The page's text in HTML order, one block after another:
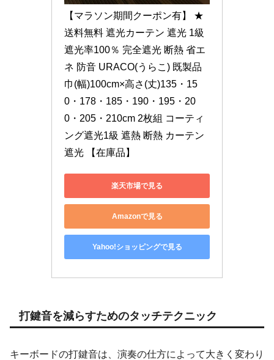
【マラソン期間クーポン有】 ★
送料無料 遮光カーテン 遮光 1級
遮光率100％ 完全遮光 断熱 省エ
ネ 防音 URACO(うらこ) 既製品
巾(幅)100cm×高さ(丈)135・15
0・178・185・190・195・20
0・205・210cm 2枚組 コーティ
ング遮光1級 遮熱 断熱 カーテン
遮光 【在庫品】
楽天市場で見る
Amazonで見る
Yahoo!ショッピングで見る
打鍵音を減らすためのタッチテクニック
キーボードの打鍵音は、演奏の仕方によって大きく変わり